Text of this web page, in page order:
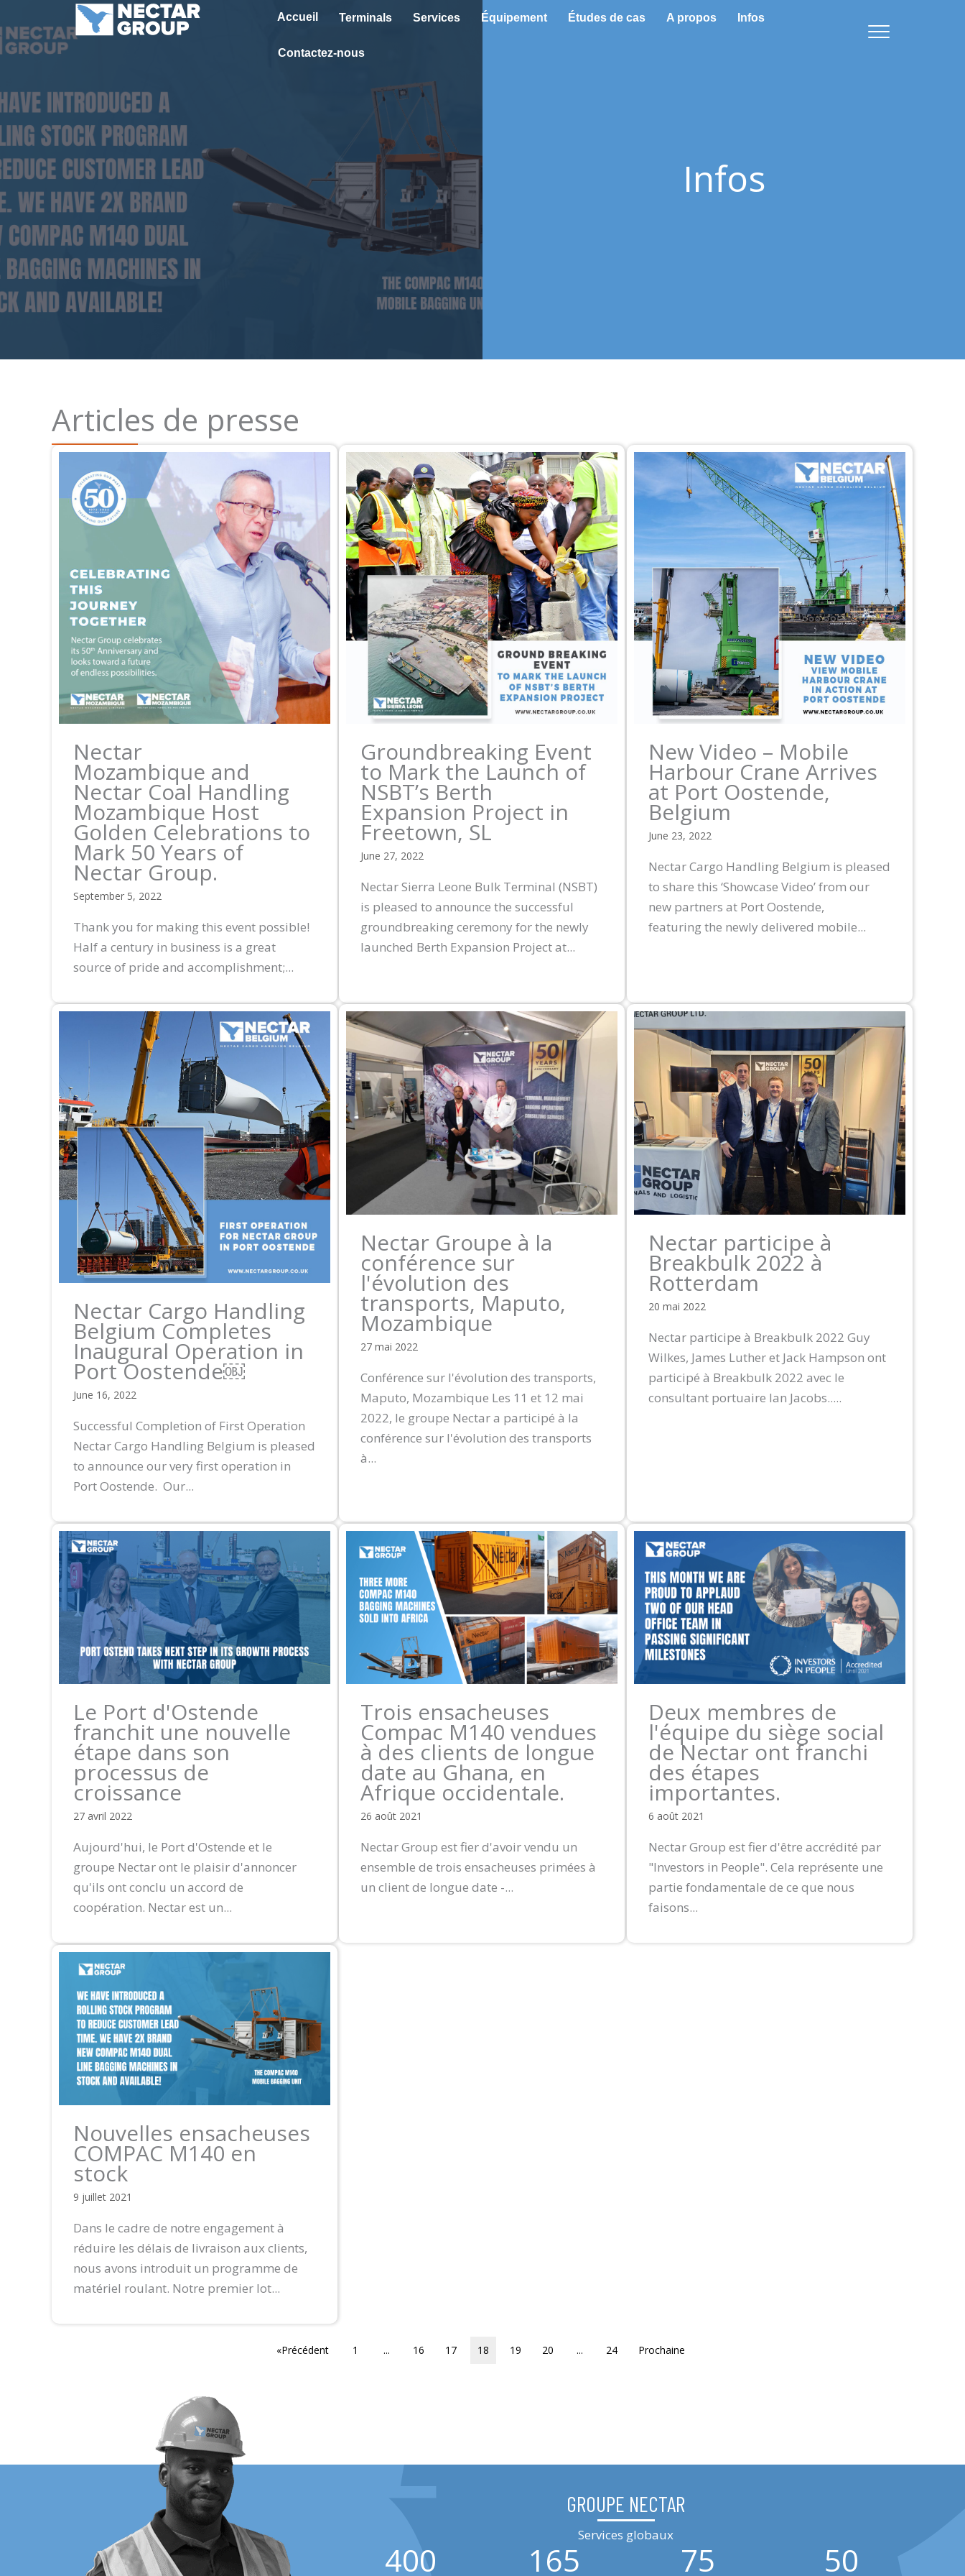
au
contenu
Accueil Terminals Services Équipement Études de cas A propos Infos
Contactez-nous
Infos
Articles de presse
Nectar
Mozambique and
Nectar Coal Handling
Mozambique Host
Golden Celebrations to
Mark 50 Years of
Nectar Group.
September 5, 2022
Thank you for making this event possible!
Half a century in business is a great
source of pride and accomplishment;...
Groundbreaking Event
to Mark the Launch of
NSBT’s Berth
Expansion Project in
Freetown, SL
June 27, 2022
Nectar Sierra Leone Bulk Terminal (NSBT)
is pleased to announce the successful
groundbreaking ceremony for the newly
launched Berth Expansion Project at...
New Video – Mobile
Harbour Crane Arrives
at Port Oostende,
Belgium
June 23, 2022
Nectar Cargo Handling Belgium is pleased
to share this ‘Showcase Video’ from our
new partners at Port Oostende,
featuring the newly delivered mobile...
Nectar Cargo Handling
Belgium Completes
Inaugural Operation in
Port Oostende￼
June 16, 2022
Successful Completion of First Operation
Nectar Cargo Handling Belgium is pleased
to announce our very first operation in
Port Oostende. Our...
Nectar Groupe à la
conférence sur
l'évolution des
transports, Maputo,
Mozambique
27 mai 2022
Conférence sur l'évolution des transports,
Maputo, Mozambique Les 11 et 12 mai
2022, le groupe Nectar a participé à la
conférence sur l'évolution des transports
à...
Nectar participe à
Breakbulk 2022 à
Rotterdam
20 mai 2022
Nectar participe à Breakbulk 2022 Guy
Wilkes, James Luther et Jack Hampson ont
participé à Breakbulk 2022 avec le
consultant portuaire Ian Jacobs.....
Le Port d'Ostende
franchit une nouvelle
étape dans son
processus de
croissance
27 avril 2022
Aujourd'hui, le Port d'Ostende et le
groupe Nectar ont le plaisir d'annoncer
qu'ils ont conclu un accord de
coopération. Nectar est un...
Trois ensacheuses
Compac M140 vendues
à des clients de longue
date au Ghana, en
Afrique occidentale.
26 août 2021
Nectar Group est fier d'avoir vendu un
ensemble de trois ensacheuses primées à
un client de longue date -...
Deux membres de
l'équipe du siège social
de Nectar ont franchi
des étapes
importantes.
6 août 2021
Nectar Group est fier d'être accrédité par
"Investors in People". Cela représente une
partie fondamentale de ce que nous
faisons...
Nouvelles ensacheuses
COMPAC M140 en
stock
9 juillet 2021
Dans le cadre de notre engagement à
réduire les délais de livraison aux clients,
nous avons introduit un programme de
matériel roulant. Notre premier lot...
«Précédent 1 ... 16 17 18 19 20 ... 24 Prochaine
GROUPE NECTAR
Services globaux
400 165 75 50